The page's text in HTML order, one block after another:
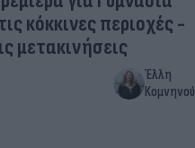
κόκκινες περιοχές -
μετακινήσεις
Έλλη
Κομνηνού